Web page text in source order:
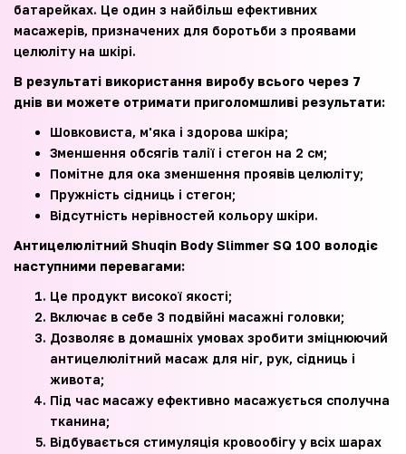
батарейках. Це один з найбільш ефективних
масажерів, призначених для боротьби з проявами
целюліту на шкірі.
В результаті використання виробу всього через 7
днів ви можете отримати приголомшливі результати:
Шовковиста, м'яка і здорова шкіра;
Зменшення обсягів талії і стегон на 2 см;
Помітне для ока зменшення проявів целюліту;
Пружність сідниць і стегон;
Відсутність нерівностей кольору шкіри.
Антицелюлітний Shuqin Body Slimmer SQ 100 володіє
наступними перевагами:
Це продукт високої якості;
Включає в себе 3 подвійні масажні головки;
Дозволяє в домашніх умовах зробити зміцнюючий
антицелюлітний масаж для ніг, рук, сідниць і
живота;
Під час масажу ефективно масажується сполучна
тканина;
Відбувається стимуляція кровообігу у всіх шарах